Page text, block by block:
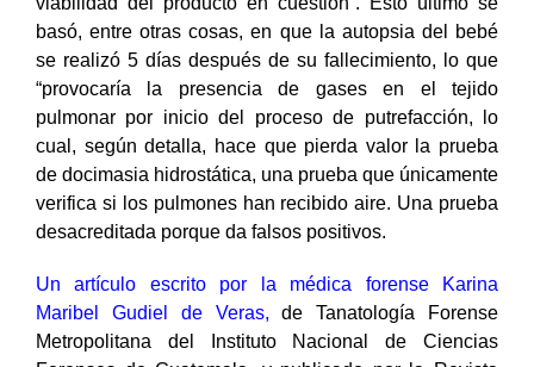
viabilidad del producto en cuestión”. Esto último se
basó, entre otras cosas, en que la autopsia del bebé
se realizó 5 días después de su fallecimiento, lo que
“provocaría la presencia de gases en el tejido
pulmonar por inicio del proceso de putrefacción, lo
cual, según detalla, hace que pierda valor la prueba
de docimasia hidrostática, una prueba que únicamente
verifica si los pulmones han recibido aire. Una prueba
desacreditada porque da falsos positivos.
Un artículo escrito por la médica forense Karina
, de Tanatología Forense
Metropolitana del Instituto Nacional de Ciencias